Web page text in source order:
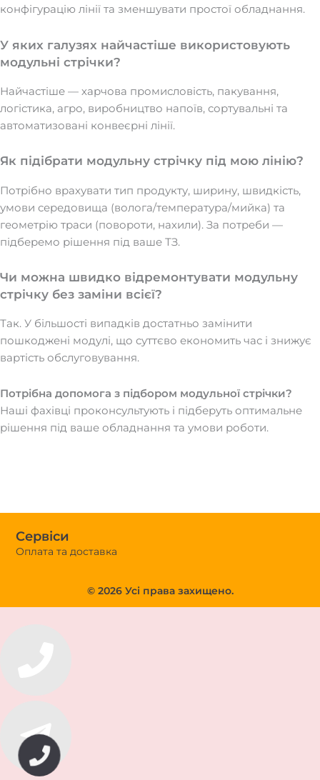
конфігурацію лінії та зменшувати простої обладнання.
У яких галузях найчастіше використовують
модульні стрічки?
Найчастіше — харчова промисловість, пакування,
логістика, агро, виробництво напоїв, сортувальні та
автоматизовані конвеєрні лінії.
Як підібрати модульну стрічку під мою лінію?
Потрібно врахувати тип продукту, ширину, швидкість,
умови середовища (волога/температура/мийка) та
геометрію траси (повороти, нахили). За потреби —
підберемо рішення під ваше ТЗ.
Чи можна швидко відремонтувати модульну
стрічку без заміни всієї?
Так. У більшості випадків достатньо замінити
пошкоджені модулі, що суттєво економить час і знижує
вартість обслуговування.
Потрібна допомога з підбором модульної стрічки?
Наші фахівці проконсультують і підберуть оптимальне
рішення під ваше обладнання та умови роботи.
Сервіси
Оплата та доставка
© 2026 Усі права захищено.